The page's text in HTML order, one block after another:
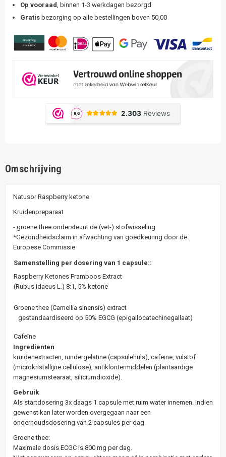
Op vooraad
, binnen 1-3 werkdagen bezorgd
Gratis bezorging op alle bestellingen boven 50,00
Omschrijving
Natusor Raspberry ketone
Kruidenpreparaat
- groene thee ondersteunt de (vet-) stofwisseling
*Gezondheidsclaim in afwachting van goedkeuring door de
Europese Commissie
Samenstelling per dosering van 1 capsule::
Raspberry Ketones Framboos Extract
(Rubus idaeus L.) 8:1, 5% ketone
Groene thee (Camellia sinensis) extract
gestandaardiseerd op 50% EGCG (epigallocatechinegallaat)
Cafeïne
Ingredienten
kruidenextracten, rundergelatine (capsulehuls), cafeïne, vulstof
(microkristallijne cellulose), antiklontermiddelen (plantaardige
magnesiumstearaat, siliciumdioxide).
Gebruik
Als startdosering 3x daags 1 capsule met ruim water innemen. Indien
gewenst kan later worden overgegaan naar een
onderhoudsdosering van 2 capsules per dag.
Groene thee:
Maximale dosis ECGC is 800 mg per dag.